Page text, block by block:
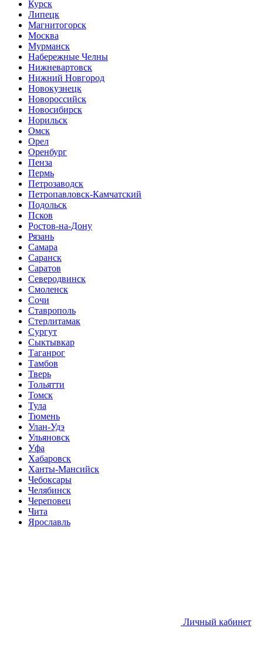
Курск
Липецк
Магнитогорск
Москва
Мурманск
Набережные Челны
Нижневартовск
Нижний Новгород
Новокузнецк
Новороссийск
Новосибирск
Норильск
Омск
Орел
Оренбург
Пенза
Пермь
Петрозаводск
Петропавловск-Камчатский
Подольск
Псков
Ростов-на-Дону
Рязань
Самара
Саранск
Саратов
Северодвинск
Смоленск
Сочи
Ставрополь
Стерлитамак
Сургут
Сыктывкар
Таганрог
Тамбов
Тверь
Тольятти
Томск
Тула
Тюмень
Улан-Удэ
Ульяновск
Уфа
Хабаровск
Ханты-Мансийск
Чебоксары
Челябинск
Череповец
Чита
Ярославль
Личный кабинет